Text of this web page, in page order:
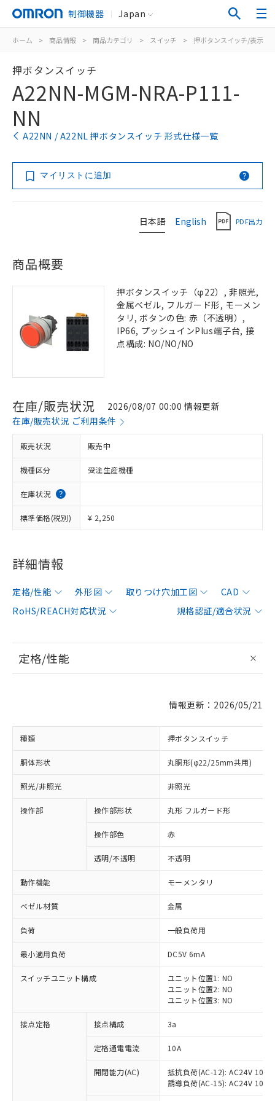
制御機器 Japan
ホーム > 商品情報 > 商品カテゴリ > スイッチ > 押ボタンスイッチ/表示灯
押ボタンスイッチ
A22NN-MGM-NRA-P111-
NN
A22NN / A22NL 押ボタンスイッチ 形式仕様一覧
マイリストに追加
日本語 English PDF出力
商品概要
押ボタンスイッチ（φ22）, 非照光,
金属ベゼル, フルガード形, モーメン
タリ, ボタンの色: 赤（不透明）,
IP66, プッシュインPlus端子台, 接
点構成: NO/NO/NO
在庫/販売状況
2026/08/07 00:00 情報更新
在庫/販売状況 ご利用条件
販売状況 販売中
機種区分 受注生産機種
在庫状況
標準価格(税別) ¥ 2,250
詳細情報
定格/性能 外形図 取りつけ穴加工図
CAD
RoHS/REACH対応状況
規格認証/適合状況
定格/性能
情報更新：2026/05/21
種類 押ボタンスイッチ
胴体形状 丸胴形(φ22/25mm共用)
照光/非照光 非照光
操作部 操作部形状 丸形 フルガード形
操作部色 赤
透明/不透明 不透明
動作機能 モーメンタリ
ベゼル材質 金属
負荷 一般負荷用
最小適用負荷 DC5V 6mA
スイッチユニット構成
ユニット位置1: NO
ユニット位置2: NO
ユニット位置3: NO
接点定格 接点構成 3a
定格通電電流 10A
開閉能力(AC)
抵抗負荷(AC-12): AC24V 10A/
誘導負荷(AC-15): AC24V
※1 対応状況
対応済み：EU RoHS指令（10物質）の
非含有に対応した製品が提供可能な商品で
対応予定：EU RoHS指令（10物質）の非含